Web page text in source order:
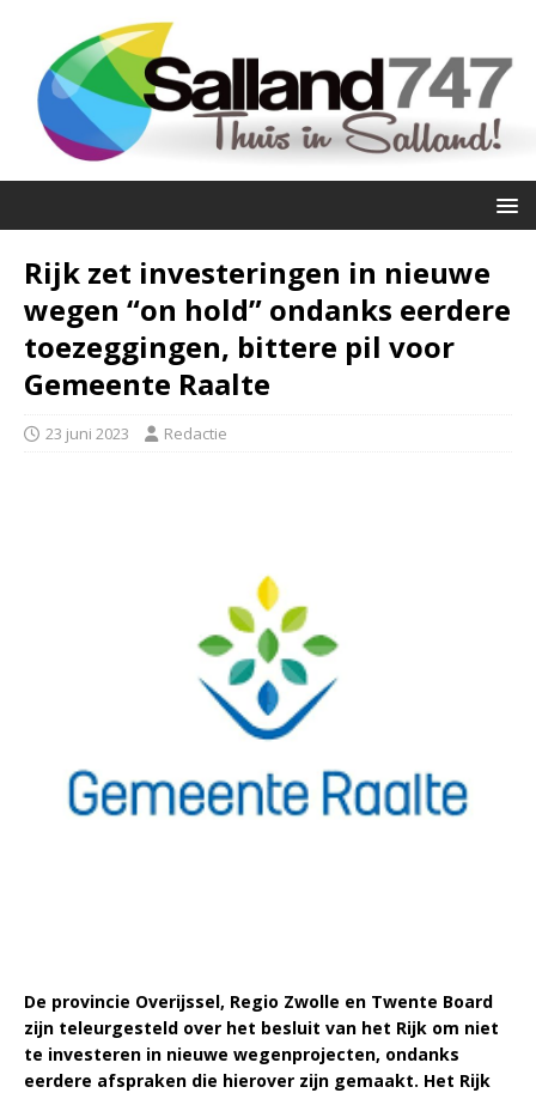
Rijk zet investeringen in nieuwe
wegen “on hold” ondanks eerdere
toezeggingen, bittere pil voor
Gemeente Raalte
23 juni 2023 Redactie
De provincie Overijssel, Regio Zwolle en Twente Board
zijn teleurgesteld over het besluit van het Rijk om niet
te investeren in nieuwe wegenprojecten, ondanks
eerdere afspraken die hierover zijn gemaakt. Het Rijk